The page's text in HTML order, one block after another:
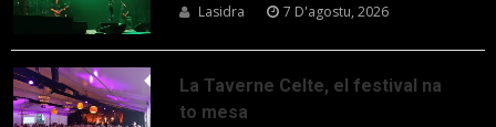
Lasidra 7 D'agostu, 2026
La Taverne Celte, el festival na
to mesa